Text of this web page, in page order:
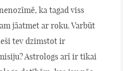
ka tagad viss
jāatmet ar roku. Varbūt
tev dzimstot ir
Astrologs arī ir tikai